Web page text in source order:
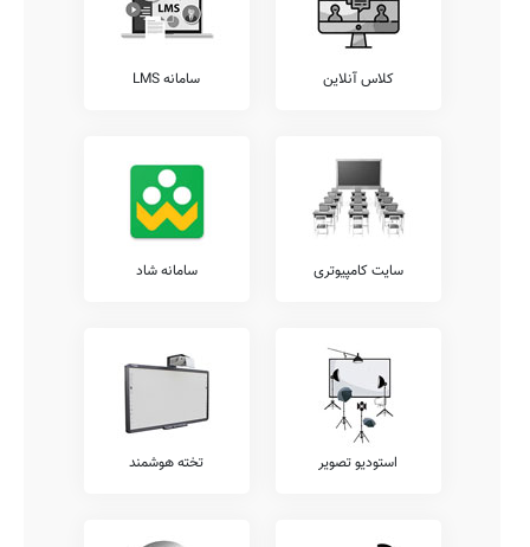
کلاس آنلاین سامانه LMS
سایت کامپیوتری سامانه شاد
استودیو تصویر تخته هوشمند